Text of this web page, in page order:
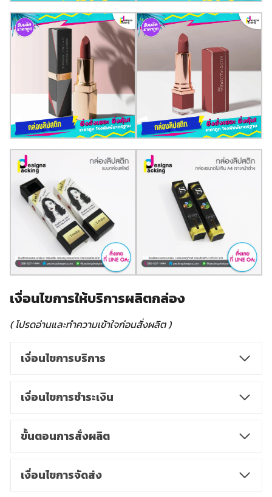
เงื่อนไขการให้บริการผลิตกล่อง
( โปรดอ่านและทำความเข้าใจก่อนสั่งผลิต )
เงื่อนไขการบริการ
เงื่อนไขการชำระเงิน
ขั้นตอนการสั่งผลิต
เงื่อนไขการจัดส่ง